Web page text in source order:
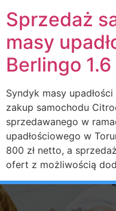
Sprzedaż
masy
Berlingo
Syndyk masy
zakup samochodu
sprzedawanego w
upadłościowego w
800 zł netto, a
ofert z możliwością